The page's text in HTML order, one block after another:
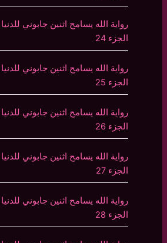
رواية الله يسامح اثنين جابوني
الجزء 24
رواية الله يسامح اثنين جابوني
الجزء 25
رواية الله يسامح اثنين جابوني
الجزء 26
رواية الله يسامح اثنين جابوني
الجزء 27
رواية الله يسامح اثنين جابوني
الجزء 28